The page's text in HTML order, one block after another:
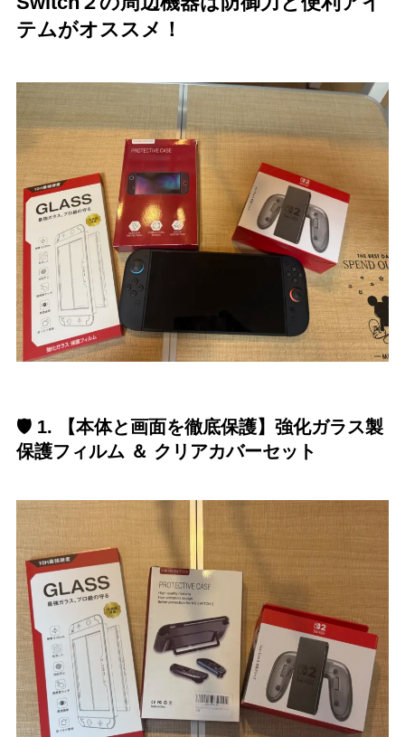
テムがオススメ！
🛡️ 1. 【本体と画面を徹底保護】強化ガラス製
保護フィルム ＆ クリアカバーセット